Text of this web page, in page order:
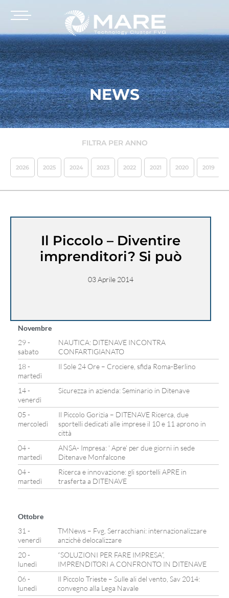
NEWS
FILTRA PER ANNO
2026 2025 2024 2023 2022 2021 2020 2019
Il Piccolo – Diventire
imprenditori? Si può
03 Aprile 2014
Novembre
29 -
sabato
NAUTICA: DITENAVE INCONTRA
CONFARTIGIANATO
18 -
martedì
Il Sole 24 Ore – Crociere, sfida Roma-Berlino
14 -
venerdì
Sicurezza in azienda: Seminario in Ditenave
05 -
mercoledì
Il Piccolo Gorizia – DITENAVE Ricerca, due
sportelli dedicati alle imprese il 10 e 11 aprono in
città
04 -
martedì
ANSA- Impresa: ‘ Apre’ per due giorni in sede
Ditenave Monfalcone
04 -
martedì
Ricerca e innovazione: gli sportelli APRE in
trasferta a DITENAVE
Ottobre
31 -
venerdì
TMNews – Fvg, Serracchiani: internazionalizzare
anzichè delocalizzare
20 -
lunedì
“SOLUZIONI PER FARE IMPRESA”,
IMPRENDITORI A CONFRONTO IN DITENAVE
06 -
lunedì
Il Piccolo Trieste – Sulle ali del vento, Sav 2014:
convegno alla Lega Navale